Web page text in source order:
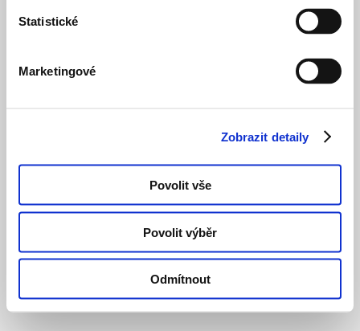
Statistické
Marketingové
Zobrazit detaily
Povolit vše
Povolit výběr
Odmítnout